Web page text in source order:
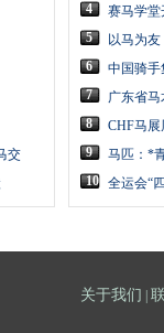
交
4
赛马学
5
以马为
6
中国骑手
7
广东省
8
CHF马
9
马匹：*
10 全运会“
关于我们